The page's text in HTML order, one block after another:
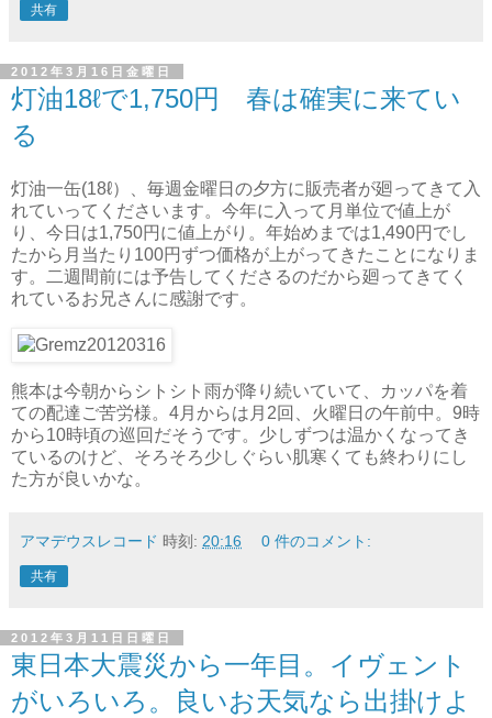
共有
2012年3月16日金曜日
灯油18ℓで1,750円 春は確実に来てい
る
灯油一缶(18ℓ）、毎週金曜日の夕方に販売者が廻ってきて入
れていってくださいます。今年に入って月単位で値上が
り、今日は1,750円に値上がり。年始めまでは1,490円でし
たから月当たり100円ずつ価格が上がってきたことになりま
す。二週間前には予告してくださるのだから廻ってきてく
れているお兄さんに感謝です。
熊本は今朝からシトシト雨が降り続いていて、カッパを着
ての配達ご苦労様。4月からは月2回、火曜日の午前中。9時
から10時頃の巡回だそうです。少しずつは温かくなってき
ているのけど、そろそろ少しぐらい肌寒くても終わりにし
た方が良いかな。
アマデウスレコード 時刻: 20:16 0 件のコメント:
共有
2012年3月11日日曜日
東日本大震災から一年目。イヴェント
がいろいろ。良いお天気なら出掛けよ